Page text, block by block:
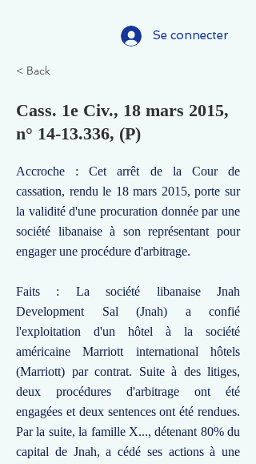
Se connecter
< Back
Cass. 1e Civ., 18 mars 2015,
n° 14-13.336, (P)
Accroche : Cet arrêt de la Cour de
cassation, rendu le 18 mars 2015, porte sur
la validité d'une procuration donnée par une
société libanaise à son représentant pour
engager une procédure d'arbitrage.
Faits : La société libanaise Jnah
Development Sal (Jnah) a confié
l'exploitation d'un hôtel à la société
américaine Marriott international hôtels
(Marriott) par contrat. Suite à des litiges,
deux procédures d'arbitrage ont été
engagées et deux sentences ont été rendues.
Par la suite, la famille X..., détenant 80% du
capital de Jnah, a cédé ses actions à une